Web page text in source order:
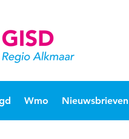
Wmo Nieuwsbrieven